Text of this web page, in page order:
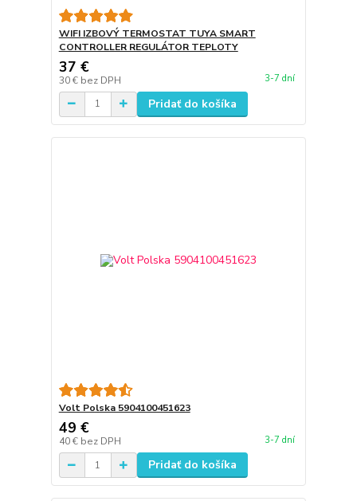
WIFI IZBOVÝ TERMOSTAT TUYA SMART
CONTROLLER REGULÁTOR TEPLOTY
37 €
30 € bez DPH 3-7 dní
Pridať do košíka
Volt Polska 5904100451623
49 €
40 € bez DPH 3-7 dní
Pridať do košíka